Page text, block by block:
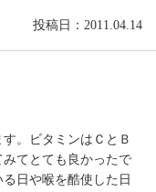
投稿日：2011.04.14
。ビタミンはＣとＢ
てとても良かったで
日や喉を酷使した日